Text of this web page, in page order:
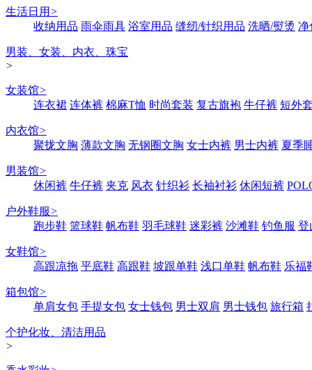
生活日用 >
收纳用品 雨伞雨具 浴室用品 缝纫/针织用品 洗晒/熨烫 净
男装、女装、内衣、珠宝
>
女装馆>
连衣裙 连体裤 棉麻T恤 时尚套装 复古旗袍 牛仔裤 短外
内衣馆>
聚拢文胸 薄款文胸 无钢圈文胸 女士内裤 男士内裤 夏季
男装馆>
休闲裤 牛仔裤 夹克 风衣 针织衫 长袖衬衫 休闲短裤
户外鞋服>
跑步鞋 篮球鞋 帆布鞋 羽毛球鞋 迷彩裤 沙滩鞋 钓鱼服 登
女鞋馆>
高跟凉拖 平底鞋 高跟鞋 坡跟单鞋 浅口单鞋 帆布鞋 乐福
箱包馆>
单肩女包 手提女包 女士钱包 男士双肩 男士钱包 旅行箱
个护化妆、清洁用品
>